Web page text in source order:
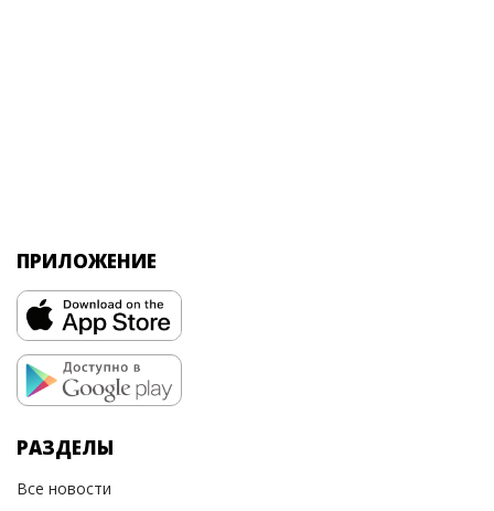
ПРИЛОЖЕНИЕ
РАЗДЕЛЫ
Все новости